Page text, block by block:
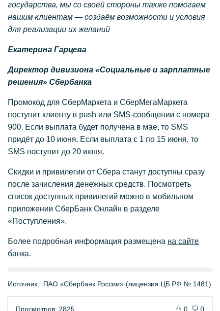
государства, мы со своей стороны также помогаем
нашим клиентам — создаём возможности и условия
для реализации их желаний
Екатерина Гарцева
Директор дивизиона «Социальные и зарплатные
решения» Сбербанка
Промокод для СберМаркета и СберМегаМаркета
поступит клиенту в push или SMS-сообщении с номера
900. Если выплата будет получена в мае, то SMS
придёт до 10 июня. Если выплата с 1 по 15 июня, то
SMS поступит до 20 июня.
Скидки и привилегии от Сбера станут доступны сразу
после зачисления денежных средств. Посмотреть
список доступных привилегий можно в мобильном
приложении СберБанк Онлайн в разделе
«Поступления».
Более подробная информация размещена на сайте
банка.
Источник: ПАО «Сбербанк России» (лицензия ЦБ РФ № 1481)
Просмотров: 2825 0 0